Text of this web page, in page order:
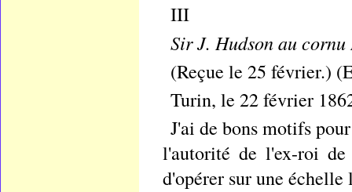
III
Sir J. Hudson au cornu
(Reçue le 25 février.)
Turin, le 22 février
J'ai de bons motifs
l'autorité de l'ex-roi
d'opérer sur une